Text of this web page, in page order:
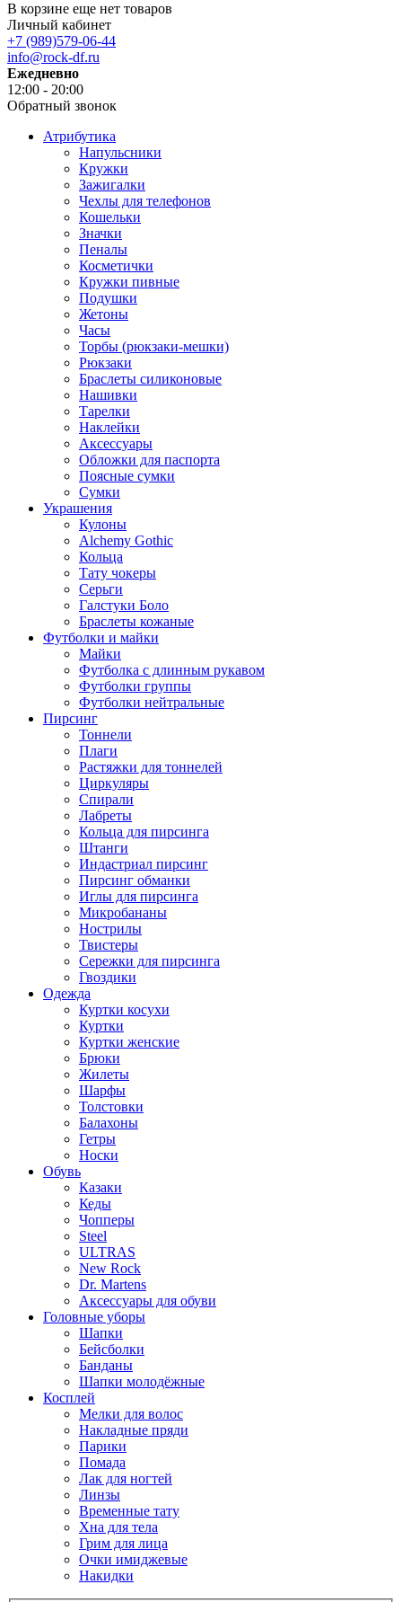
В корзине еще нет товаров
Личный кабинет
+7 (989)579-06-44
info@rock-df.ru
Ежедневно
12:00 - 20:00
Обратный звонок
Атрибутика
Напульсники
Кружки
Зажигалки
Чехлы для телефонов
Кошельки
Значки
Пеналы
Косметички
Кружки пивные
Подушки
Жетоны
Часы
Торбы (рюкзаки-мешки)
Рюкзаки
Браслеты силиконовые
Нашивки
Тарелки
Наклейки
Аксессуары
Обложки для паспорта
Поясные сумки
Сумки
Украшения
Кулоны
Alchemy Gothic
Кольца
Тату чокеры
Серьги
Галстуки Боло
Браслеты кожаные
Футболки и майки
Майки
Футболка с длинным рукавом
Футболки группы
Футболки нейтральные
Пирсинг
Тоннели
Плаги
Растяжки для тоннелей
Циркуляры
Спирали
Лабреты
Кольца для пирсинга
Штанги
Индастриал пирсинг
Пирсинг обманки
Иглы для пирсинга
Микробананы
Нострилы
Твистеры
Сережки для пирсинга
Гвоздики
Одежда
Куртки косухи
Куртки
Куртки женские
Брюки
Жилеты
Шарфы
Толстовки
Балахоны
Гетры
Носки
Обувь
Казаки
Кеды
Чопперы
Steel
ULTRAS
New Rock
Dr. Martens
Аксессуары для обуви
Головные уборы
Шапки
Бейсболки
Банданы
Шапки молодёжные
Косплей
Мелки для волос
Накладные пряди
Парики
Помада
Лак для ногтей
Линзы
Временные тату
Хна для тела
Грим для лица
Очки имиджевые
Накидки